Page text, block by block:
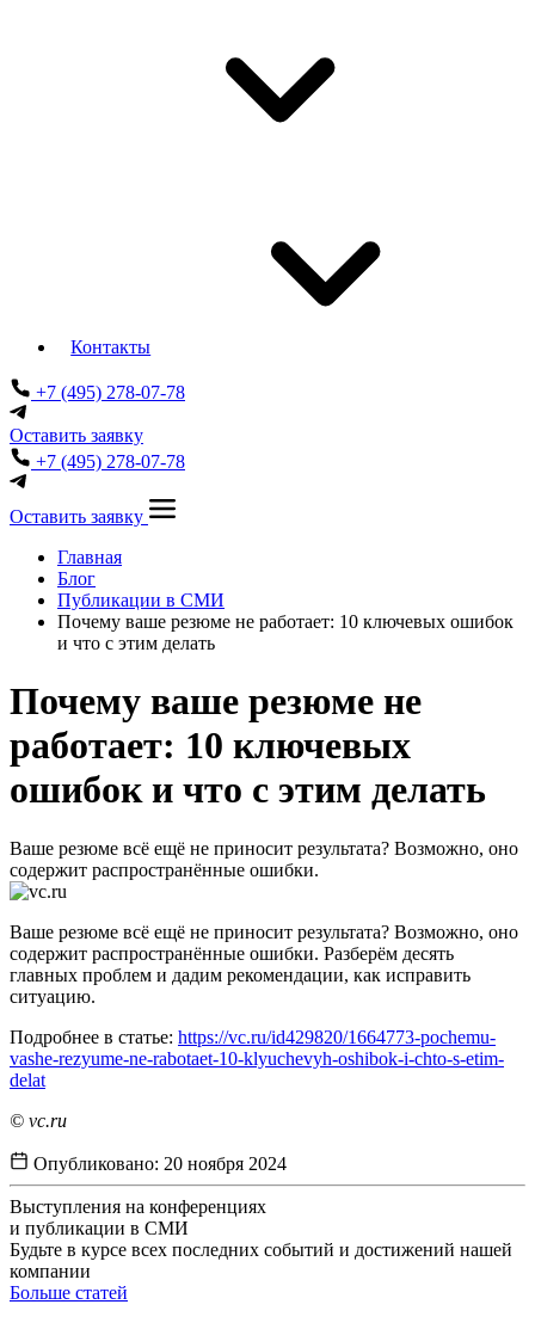
Контакты
+7 (495) 278-07-78
Оставить заявку
+7 (495) 278-07-78
Оставить заявку
Главная
Блог
Публикации в СМИ
Почему ваше резюме не работает: 10 ключевых ошибок
и что с этим делать
Почему ваше резюме не
работает: 10 ключевых
ошибок и что с этим делать
Ваше резюме всё ещё не приносит результата? Возможно, оно
содержит распространённые ошибки.
Ваше резюме всё ещё не приносит результата? Возможно, оно
содержит распространённые ошибки. Разберём десять
главных проблем и дадим рекомендации, как исправить
ситуацию.
Подробнее в статье: https://vc.ru/id429820/1664773-pochemu-
vashe-rezyume-ne-rabotaet-10-klyuchevyh-oshibok-i-chto-s-etim-
delat
© vc.ru
Опубликовано: 20 ноября 2024
Выступления на конференциях
и публикации в СМИ
Будьте в курсе всех последних событий и достижений нашей
компании
Больше статей